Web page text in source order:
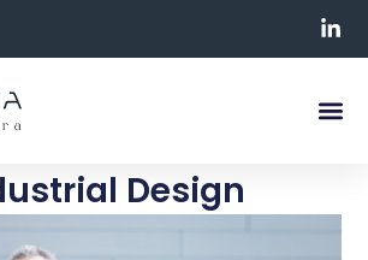
Design